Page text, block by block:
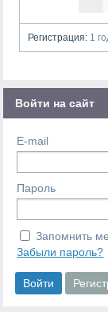
Регистрация: 1
Войти на сайт
E-mail
Пароль
Запомнить
Забыли пароль?